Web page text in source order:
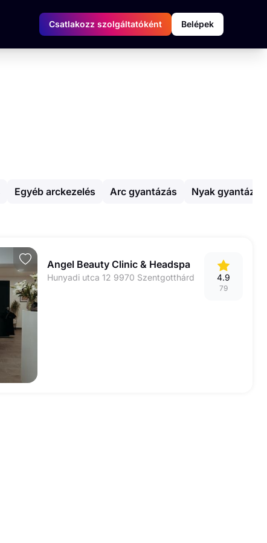
Csatlakozz szolgáltatóként Belépek
Egyéb arckezelés Arc gyantázás Nyak gyantázás
Angel Beauty Clinic & Headspa
Hunyadi utca 12 9970 Szentgotthárd 4.9
79